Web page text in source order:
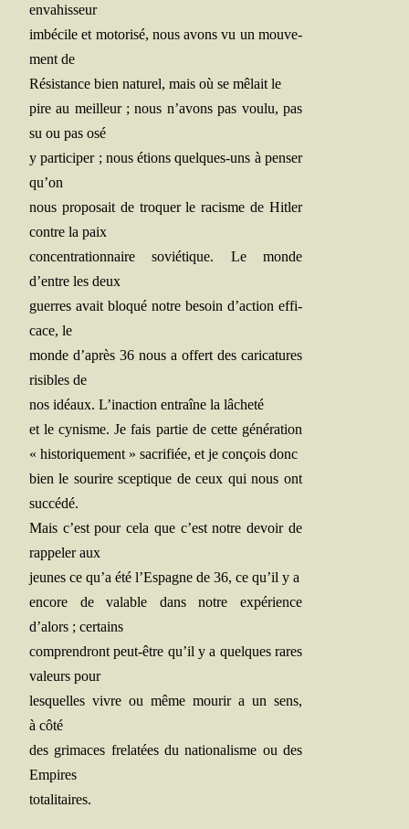
envahisseur
imbé­cile et moto­ri­sé, nous avons vu un mou­ve­
ment de
Résis­tance bien natu­rel, mais où se mêlait le
pire au meilleur ; nous n’avons pas vou­lu, pas
su ou pas osé
y par­ti­ci­per ; nous étions quelques-uns à pen­ser
qu’on
nous pro­po­sait de tro­quer le racisme de Hit­ler
contre la paix
concen­tra­tion­naire sovié­tique. Le monde
d’entre les deux
guerres avait blo­qué notre besoin d’action effi­
cace, le
monde d’après 36 nous a offert des cari­ca­tures
risibles de
nos idéaux. L’inaction entraîne la lâcheté
et le cynisme. Je fais par­tie de cette géné­ra­tion
« his­to­ri­que­ment » sacri­fiée, et je conçois donc
bien le sou­rire scep­tique de ceux qui nous ont
succédé.
Mais c’est pour cela que c’est notre devoir de
rap­pe­ler aux
jeunes ce qu’a été l’Espagne de 36, ce qu’il y a
encore de valable dans notre expé­rience
d’alors ; certains
com­pren­dront peut-être qu’il y a quelques rares
valeurs pour
les­quelles vivre ou même mou­rir a un sens,
à côté
des gri­maces fre­la­tées du natio­na­lisme ou des
Empires
totalitaires.